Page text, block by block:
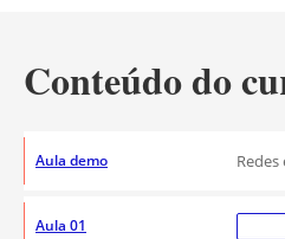
Conteúdo do
Aula demo
Aula 01